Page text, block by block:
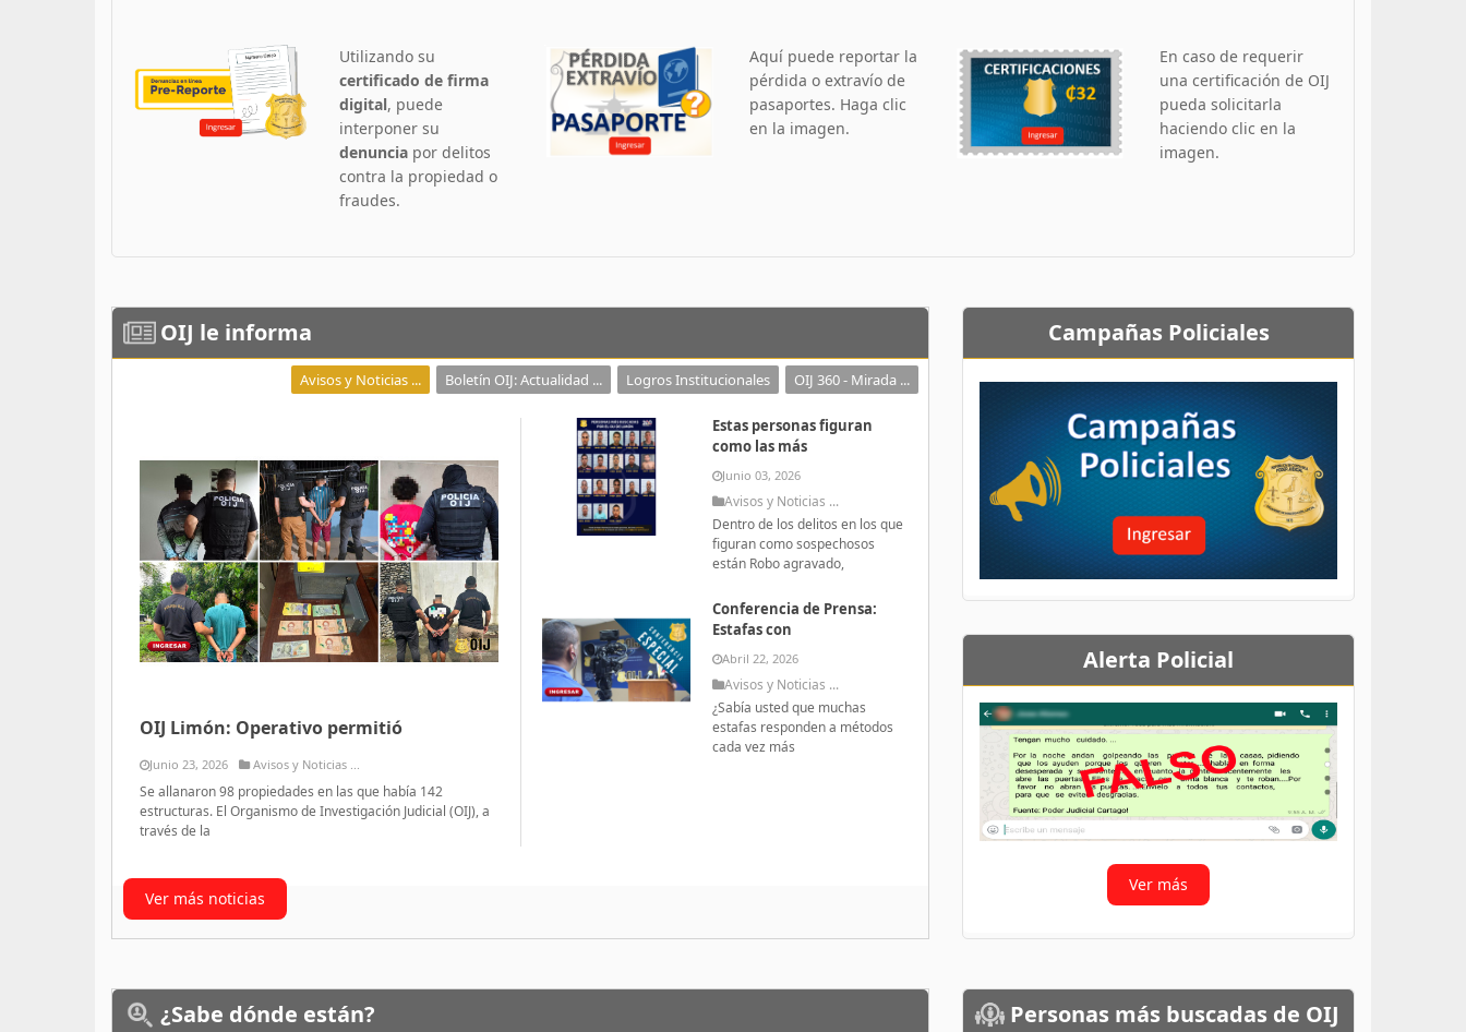
Utilizando su
certificado de firma
digital, puede
interponer su
denuncia por delitos
contra la propiedad o
fraudes.
Aquí puede reportar la
pérdida o extravío de
pasaportes. Haga clic
en la imagen.
En caso de requerir
una certificación de OIJ
pueda solicitarla
haciendo clic en la
imagen.
OIJ le informa
Avisos y Noticias ... Boletín OIJ: Actualidad ... Logros Institucionales OIJ 360 - Mirada ...
OIJ Limón: Operativo permitió
Junio 23, 2026 Avisos y Noticias ...
Se allanaron 98 propiedades en las que había 142
estructuras. El Organismo de Investigación Judicial (OIJ), a
través de la
Estas personas figuran
como las más
Junio 03, 2026
Avisos y Noticias ...
Dentro de los delitos en los que
figuran como sospechosos
están Robo agravado,
Conferencia de Prensa:
Estafas con
Abril 22, 2026
Avisos y Noticias ...
¿Sabía usted que muchas
estafas responden a métodos
cada vez más
Ver más noticias
Campañas Policiales
Alerta Policial
Ver más
¿Sabe dónde están? Personas más buscadas de OIJ